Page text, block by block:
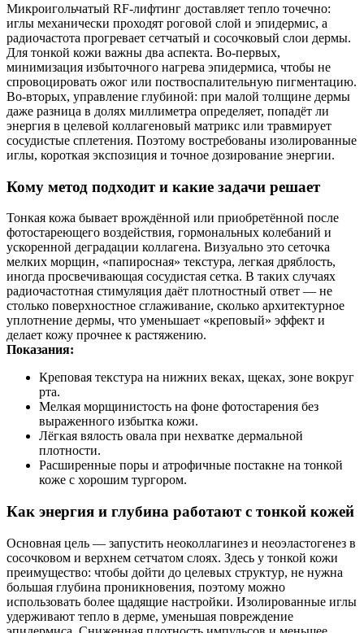
Микроигольчатый RF-лифтинг доставляет тепло точечно:
иглы механически проходят роговой слой и эпидермис, а
радиочастота прогревает сетчатый и сосочковый слои дермы.
Для тонкой кожи важны два аспекта. Во-первых,
минимизация избыточного нагрева эпидермиса, чтобы не
спровоцировать ожог или поствоспалительную пигментацию.
Во-вторых, управление глубиной: при малой толщине дермы
даже разница в долях миллиметра определяет, попадёт ли
энергия в целевой коллагеновый матрикс или травмирует
сосудистые сплетения. Поэтому востребованы изолированные
иглы, короткая экспозиция и точное дозирование энергии.
Кому метод подходит и какие задачи решает
Тонкая кожа бывает врождённой или приобретённой после
фотостареющего воздействия, гормональных колебаний и
ускоренной деградации коллагена. Визуально это сеточка
мелких морщин, «папиросная» текстура, легкая дряблость,
иногда просвечивающая сосудистая сетка. В таких случаях
радиочастотная стимуляция даёт плотностный ответ — не
столько поверхностное сглаживание, сколько архитектурное
уплотнение дермы, что уменьшает «креповый» эффект и
делает кожу прочнее к растяжению.
Показания:
Креповая текстура на нижних веках, щеках, зоне вокруг
рта.
Мелкая морщинистость на фоне фотостарения без
выраженного избытка кожи.
Лёгкая вялость овала при нехватке дермальной
плотности.
Расширенные поры и атрофичные постакне на тонкой
коже с хорошим тургором.
Как энергия и глубина работают с тонкой кожей
Основная цель — запустить неоколлагинез и неоэластогенез в
сосочковом и верхнем сетчатом слоях. Здесь у тонкой кожи
преимущество: чтобы дойти до целевых структур, не нужна
большая глубина проникновения, поэтому можно
использовать более щадящие настройки. Изолированные иглы
удерживают тепло в дерме, уменьшая повреждение